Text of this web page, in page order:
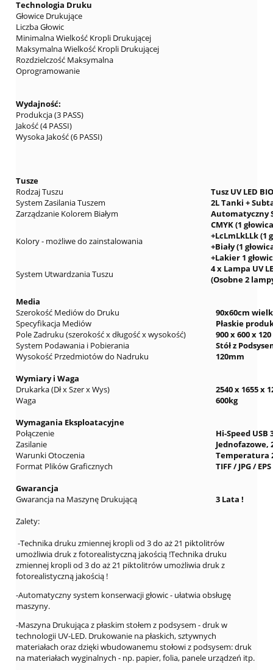
Technologia Druku
Głowice Drukujące
Liczba Głowic
Minimalna Wielkość Kropli Drukującej
Maksymalna Wielkość Kropli Drukującej
Rozdzielczość Maksymalna
Oprogramowanie
Wydajność:
Produkcja (3 PASS)
Jakość (4 PASSI)
Wysoka Jakość (6 PASSI)
Tusze
Rodzaj Tuszu
Tusz UV LED
System Zasilania Tuszem
2L Tanki +
Zarządzanie Kolorem Białym
Automatyczny
Kolory- możliwe do zainstalowania
CMYK (1
+LcLmLkLLk (1
+Biały (1
+Lakier 1
System Utwardzania Tuszu
4 x Lampa UV
(Osobne 2
Media
Szerokość Mediów do Druku
90x60cm
Specyfikacja Mediów
Płaskie
Pole Zadruku (szerokość x długość x wysokość)
900 x 600 x
System Podawania i Pobierania
Stół z
Wysokość Przedmiotów do Nadruku
120mm
Wymiary i Waga
Drukarka (Dł x Szer x Wys)
2540 x 1655 x
Waga
600kg
Wymagania Eksploatacyjne
Połączenie
Hi-Speed USB
Zasilanie
Jednofazowe,
Warunki Otoczenia
Temperatura
Format Plików Graficznych
TIFF / JPG /
Gwarancja
Gwarancja na Maszynę Drukującą
3 Lata !
Zalety:
-Technika druku zmiennej kropli od 3 do aż 21 piktolitrów
umożliwia druk z fotorealistyczną jakością !Technika druku
zmiennej kropli od 3 do aż 21 piktolitrów umożliwia druk z
fotorealistyczną jakością !
-Automatyczny system konserwacji głowic - ułatwia obsługę
maszyny.
-Maszyna Drukująca z płaskim stołem z podsysem - druk w
technologii UV-LED. Drukowanie na płaskich, sztywnych
materiałach oraz dzięki wbudowanemu stołowi z podsysem: druk
na materiałach wyginalnych - np. papier, folia, panele urządzeń itp.